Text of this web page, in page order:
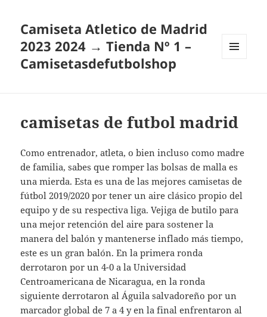
Camiseta Atletico de Madrid
2023 2024 → Tienda Nº 1 –
Camisetasdefutbolshop
camisetas de futbol madrid
Como entrenador, atleta, o bien incluso como madre
de familia, sabes que romper las bolsas de malla es
una mierda. Esta es una de las mejores camisetas de
fútbol 2019/2020 por tener un aire clásico propio del
equipo y de su respectiva liga. Vejiga de butilo para
una mejor retención del aire para sostener la
manera del balón y mantenerse inflado más tiempo,
este es un gran balón. En la primera ronda
derrotaron por un 4-0 a la Universidad
Centroamericana de Nicaragua, en la ronda
siguiente derrotaron al Águila salvadoreño por un
marcador global de 7 a 4 y en la final enfrentaron al